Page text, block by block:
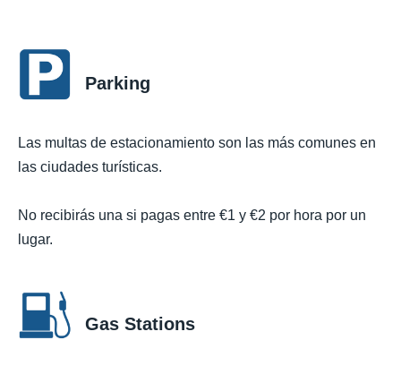
Parking
Las multas de estacionamiento son las más comunes en
las ciudades turísticas.
No recibirás una si pagas entre €1 y €2 por hora por un
lugar.
Gas Stations